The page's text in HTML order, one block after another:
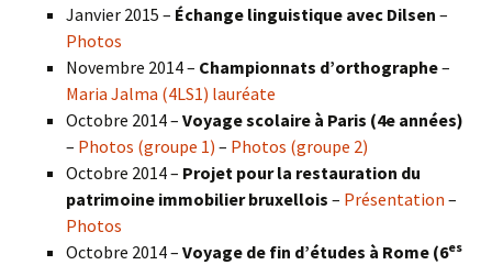
Janvier 2015 – Échange linguistique avec Dilsen –
Photos
Novembre 2014 – Championnats d’orthographe–
Maria Jalma (4LS1) lauréate
Octobre 2014 – Voyage scolaire à Paris (4e années)
– Photos (groupe 1) – Photos (groupe 2)
Octobre 2014 – Projet pour la restauration du
patrimoine immobilier bruxellois – Présentation –
Photos
Octobre 2014 – Voyage de fin d’études à Rome (6es